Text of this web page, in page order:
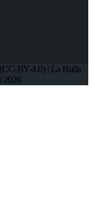
BY-4.0) | La Bulla
2026